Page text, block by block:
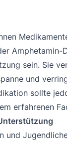
Amphetamin-
sein. Sie
und
sollte
erfahrenen
und